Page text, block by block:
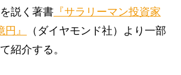
説く著書『サラリーマン投資家
』
（ダイヤモンド社）より一部
紹介する。